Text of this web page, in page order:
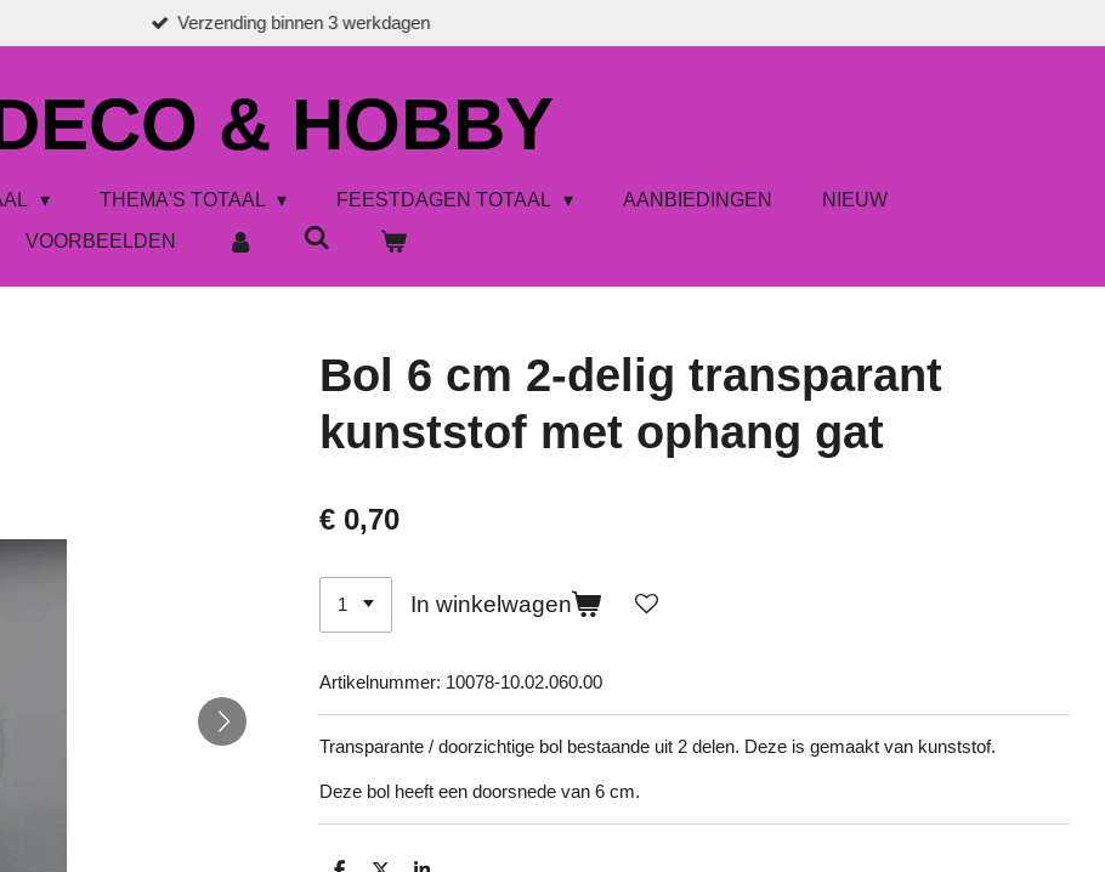
Verzending binnen 3 werkdagen
& HOBBY
THEMA'S TOTAAL FEESTDAGEN TOTAAL AANBIEDINGEN
NIEUW
VOORBEELDEN
Bol 6 cm 2-delig transparant
kunststof met ophang gat
€ 0,70
In winkelwagen
Artikelnummer: 10078-10.02.060.00
Transparante / doorzichtige bol bestaande uit 2 delen. Deze is gemaakt van kunststof.
Deze bol heeft een doorsnede van 6 cm.